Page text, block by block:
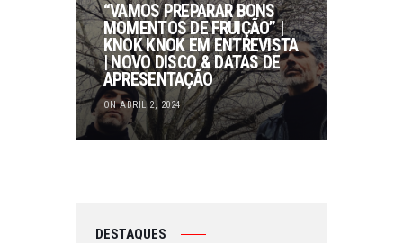
“VAMOS PREPARAR BONS
MOMENTOS DE FRUIÇÃO” |
KNOK KNOK EM ENTREVISTA
| NOVO DISCO & DATAS DE
APRESENTAÇÃO
ON ABRIL 2, 2024
DESTAQUES